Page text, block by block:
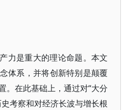
力是重大的理论命题。本文
体系，并将创新特别是颠覆
。在此基础上，通过对“大分
考察和对经济长波与增长根